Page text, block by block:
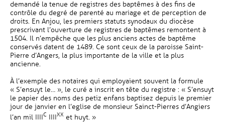
demandé la tenue de registres des baptêmes à des fins de
contrôle du degré de parenté au mariage et de perception de
droits. En Anjou, les premiers statuts synodaux du diocèse
prescrivant l’ouverture de registres de baptêmes remontent à
1504. Il n’empêche que les plus anciens actes de baptême
conservés datent de 1489. Ce sont ceux de la paroisse Saint-
Pierre d’Angers, la plus importante de la ville et la plus
ancienne.
À l’exemple des notaires qui employaient souvent la formule
« S’ensuyt le… », le curé a inscrit en tête du registre : « S’ensuyt
le papier des noms des petiz enfans baptisez depuis le premier
jour de janvier en l’eglise de monsieur Sainct-Pierres d’Angiers
l’an mil IIIIC IIIIXX et huyt. »